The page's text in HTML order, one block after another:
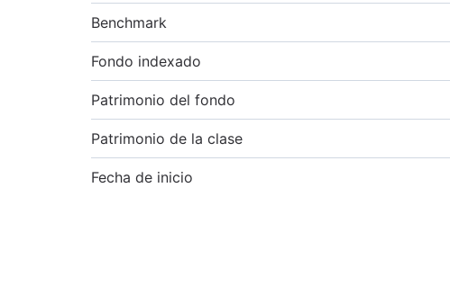
Benchmark
Fondo indexado
Patrimonio del fondo
Patrimonio de la clase
Fecha de inicio